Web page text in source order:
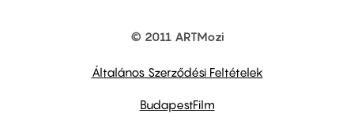
© 2011 ARTMozi
Általános Szerződési Feltételek
BudapestFilm